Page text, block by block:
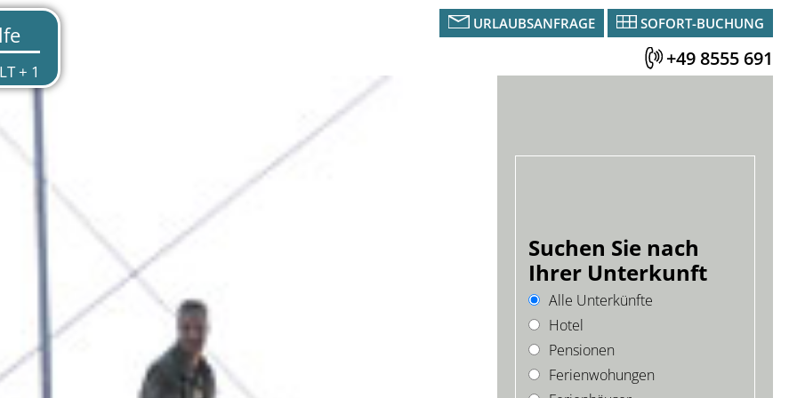
URLAUBSANFRAGE SOFORT-BUCHUNG
+49 8555 691
Suchen Sie nach
Ihrer Unterkunft
Alle Unterkünfte
Hotel
Pensionen
Ferienwohungen